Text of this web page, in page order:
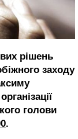
рішень
заходу
голови
.